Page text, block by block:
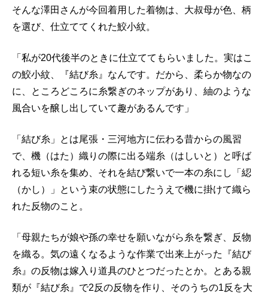
そんな澤田さんが今回着用した着物は、大叔母が色、柄
を選び、仕立ててくれた鮫小紋。
「私が20代後半のときに仕立ててもらいました。実はこ
の鮫小紋、『結び糸』なんです。だから、柔らか物なの
に、ところどころに糸繋ぎのネップがあり、紬のような
風合いを醸し出していて趣があるんです」
「結び糸」とは尾張・三河地方に伝わる昔からの風習
で、機（はた）織りの際に出る端糸（はしいと）と呼ば
れる短い糸を集め、それを結び繋いで一本の糸にし「綛
（かし）」という束の状態にしたうえで機に掛けて織ら
れた反物のこと。
「母親たちが娘や孫の幸せを願いながら糸を繋ぎ、反物
を織る。気の遠くなるような作業で出来上がった『結び
糸』の反物は嫁入り道具のひとつだったとか。とある親
類が『結び糸』で2反の反物を作り、そのうちの1反を大